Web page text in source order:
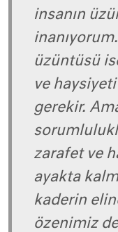
insanın
üzüntüsü
ve
gerekir.
zarafet ve
ayakta
kaderin
özenimiz